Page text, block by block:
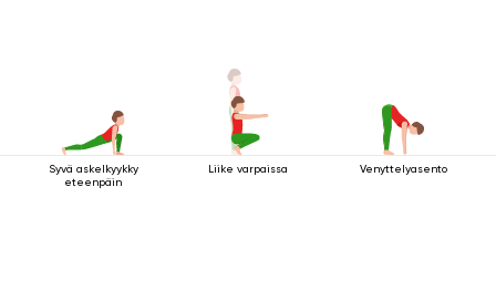
Syvä askelkyykky
eteenpäin
Liike varpaissa Venyttelyasento